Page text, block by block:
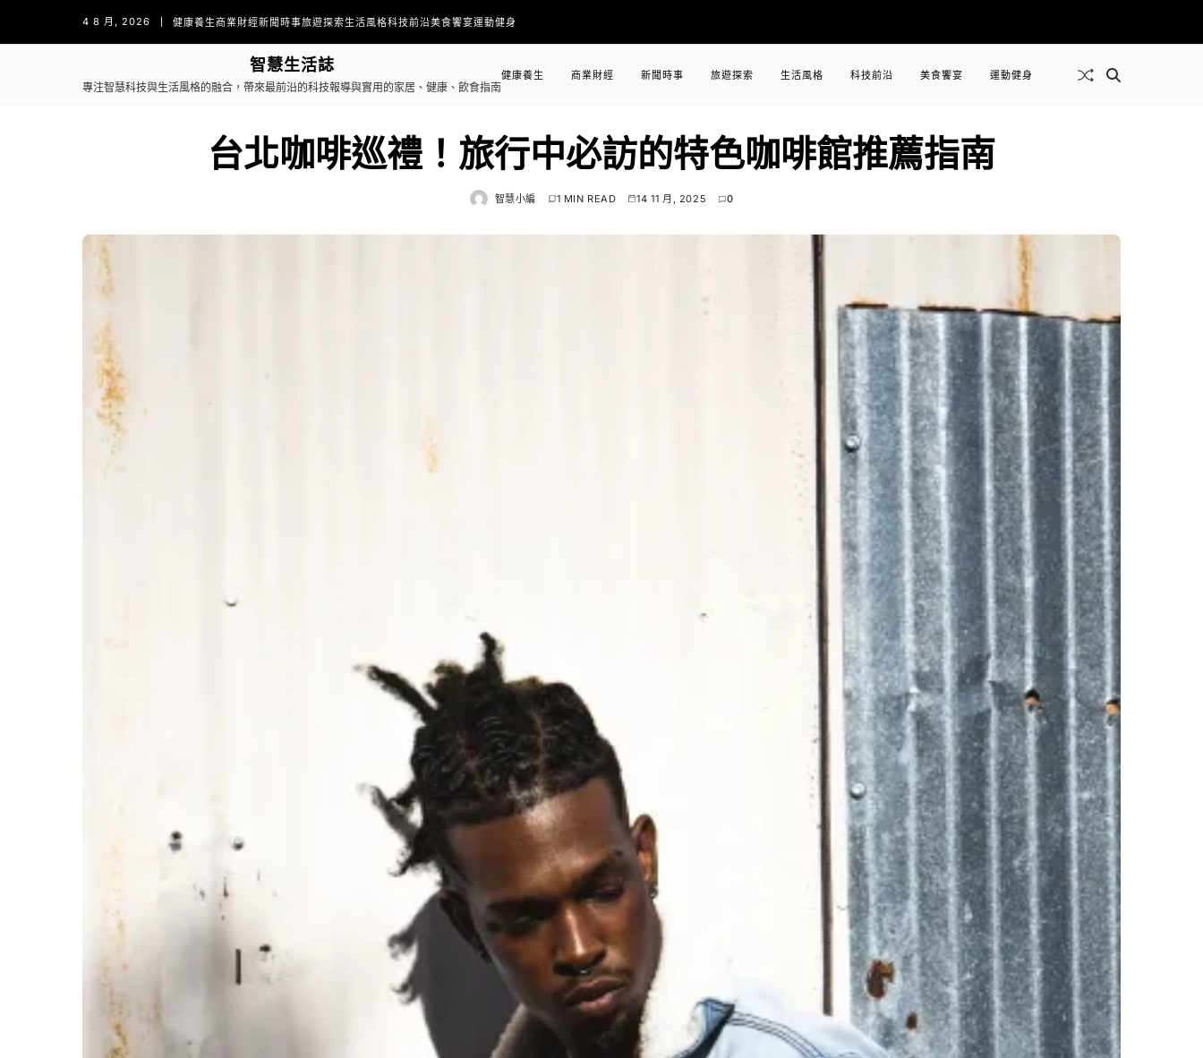
4 8 月, 2026 健康養生商業財經新聞時事旅遊探索生活風格科技前沿美食饗宴運動健身
智慧生活誌
專注智慧科技與生活風格的融合，帶來最前沿的科技報導與實用的家居、健康、飲食指南
健康養生 商業財經 新聞時事 旅遊探索 生活風格 科技前沿 美食饗宴 運動健身
台北咖啡巡禮！旅行中必訪的特色咖啡館推薦指南
智慧小編 1 MIN READ 14 11 月, 2025 0